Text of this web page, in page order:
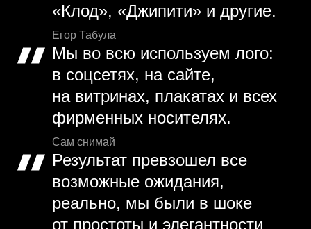
«Клод», «Джипити» и другие.
Егор Табула
Мы во всю используем лого:
в соцсетях, на сайте,
на витринах, плакатах и всех
фирменных носителях.
Сам снимай
Результат превзошел все
возможные ожидания,
реально, мы были в шоке
от простоты и элегантности